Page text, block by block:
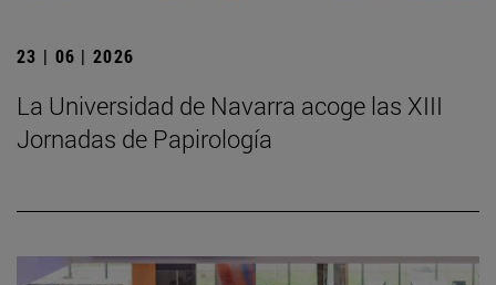
23 | 06 | 2026
La Universidad de Navarra acoge las XIII
Jornadas de Papirología